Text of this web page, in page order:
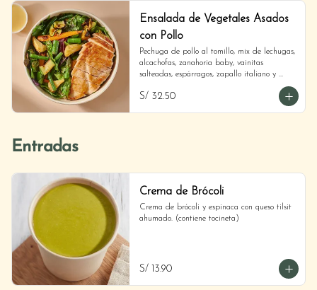
Ensalada de Vegetales Asados
con Pollo
Pechuga de pollo al tomillo, mix de lechugas,
alcachofas, zanahoria baby, vainitas
salteadas, espárragos, zapallo italiano y
S/ 32.50
Entradas
Crema de Brócoli
Crema de brócoli y espinaca con queso tilsit
ahumado. (contiene tocineta)
S/ 13.90